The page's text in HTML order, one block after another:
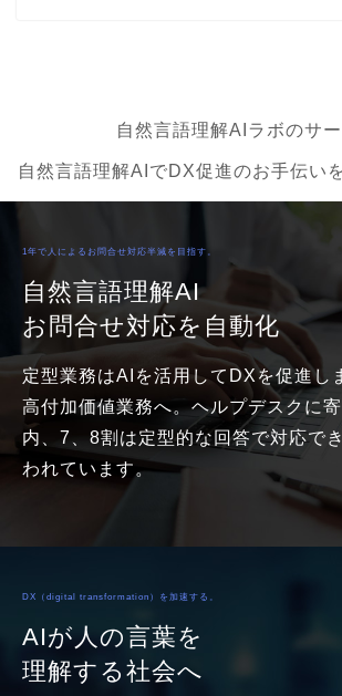
自然言語理解AIラボのサー
自然言語理解AIでDX促進のお手伝い
1年で人によるお問合せ対応半減を目指す。
自然言語理解AI
お問合せ対応を自動化
定型業務はAIを活用してDXを促進し
高付加価値業務へ。ヘルプデスクに
内、7、8割は定型的な回答で対応で
われています。
DX（digital transformation）を加速する。
AIが人の言葉を
理解する社会へ